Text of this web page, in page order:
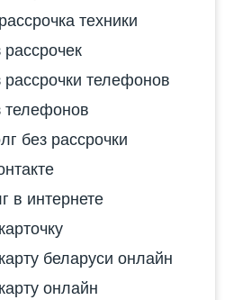
техники
рассрочки телефонов
телефонов
без рассрочки
в интернете
беларуси онлайн
онлайн